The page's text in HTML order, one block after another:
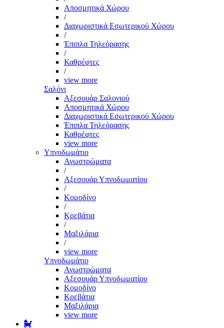
Αποσμητικά Χώρου
/
Διαχωριστικά Εσωτερικού Χώρου
/
Έπιπλα Τηλεόρασης
/
Καθρέφτες
/
view more
Σαλόνι
Αξεσουάρ Σαλονιού
Αποσμητικά Χώρου
Διαχωριστικά Εσωτερικού Χώρου
Έπιπλα Τηλεόρασης
Καθρέφτες
view more
Υπνοδωμάτιο
Ανωστρώματα
/
Αξεσουάρ Υπνοδωματίου
/
Κομοδίνο
/
Κρεβάτια
/
Μαξιλάρια
/
view more
Υπνοδωμάτιο
Ανωστρώματα
Αξεσουάρ Υπνοδωματίου
Κομοδίνο
Κρεβάτια
Μαξιλάρια
view more